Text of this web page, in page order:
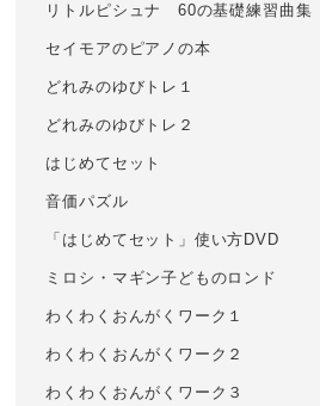
リトルピシュナ 60の基礎練習曲集
セイモアのピアノの本
どれみのゆびトレ１
どれみのゆびトレ２
はじめてセット
音価パズル
「はじめてセット」使い方DVD
ミロシ・マギン子どものロンド
わくわくおんがくワーク１
わくわくおんがくワーク２
わくわくおんがくワーク３